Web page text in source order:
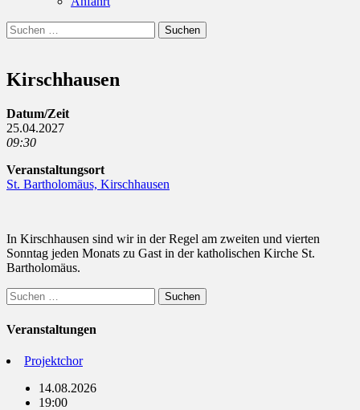
Suchen
Suchen
nach:
Kirschhausen
Datum/Zeit
25.04.2027
09:30
Veranstaltungsort
St. Bartholomäus, Kirschhausen
In Kirschhausen sind wir in der Regel am zweiten und vierten
Sonntag jeden Monats zu Gast in der katholischen Kirche St.
Bartholomäus.
Suchen
nach:
Veranstaltungen
Projektchor
14.08.2026
19:00